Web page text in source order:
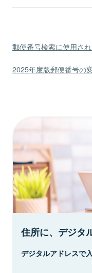
郵便番号検索に使用さ
2025年度版郵便番号の
住所に、デジタ
デジタルアドレスで